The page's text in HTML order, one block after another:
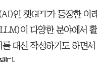
인 챗GPT가 등장한 이
이 다양한 분야에서
대신 작성하기도 하면